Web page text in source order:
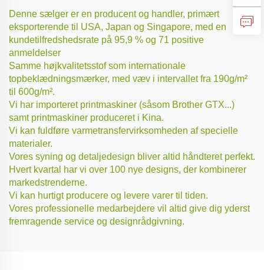
Denne sælger er en producent og handler, primært
eksporterende til USA, Japan og Singapore, med en
kundetilfredshedsrate på 95,9 % og 71 positive
anmeldelser
Samme højkvalitetsstof som internationale
topbeklædningsmærker, med væv i intervallet fra 190g/m²
til 600g/m².
Vi har importeret printmaskiner (såsom Brother GTX...)
samt printmaskiner produceret i Kina.
Vi kan fuldføre varmetransfervirksomheden af specielle
materialer.
Vores syning og detaljedesign bliver altid håndteret perfekt.
Hvert kvartal har vi over 100 nye designs, der kombinerer
markedstrenderne.
Vi kan hurtigt producere og levere varer til tiden.
Vores professionelle medarbejdere vil altid give dig yderst
fremragende service og designrådgivning.